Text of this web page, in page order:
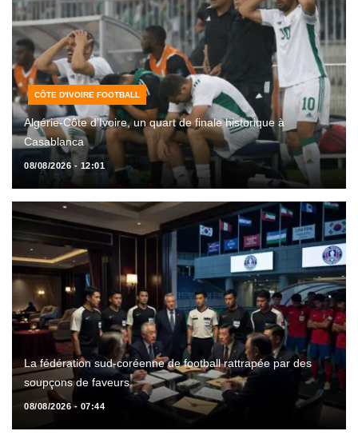
CÔTE D'IVOIRE FOOTBALL
Algérie-Côte d’Ivoire, un quart de finale historique à
Casablanca
08/08/2026 - 12:01
La fédération sud-coréenne de football rattrapée par des
soupçons de faveurs
08/08/2026 - 07:44